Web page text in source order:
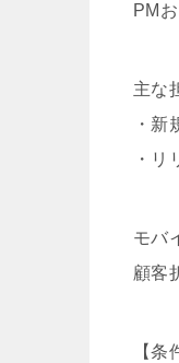
PM
主な
・新
・
モバ
顧客
【条